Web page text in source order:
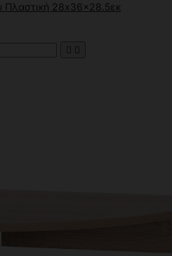
Πλαστική 28x36x28.5εκ
 